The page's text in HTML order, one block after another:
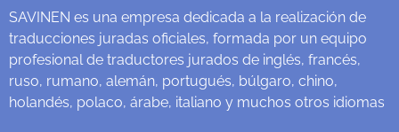
SAVINEN es una empresa dedicada a la realización de
traducciones juradas oficiales, formada por un equipo
profesional de traductores jurados de inglés, francés,
ruso, rumano, alemán, portugués, búlgaro, chino,
holandés, polaco, árabe, italiano y muchos otros idiomas